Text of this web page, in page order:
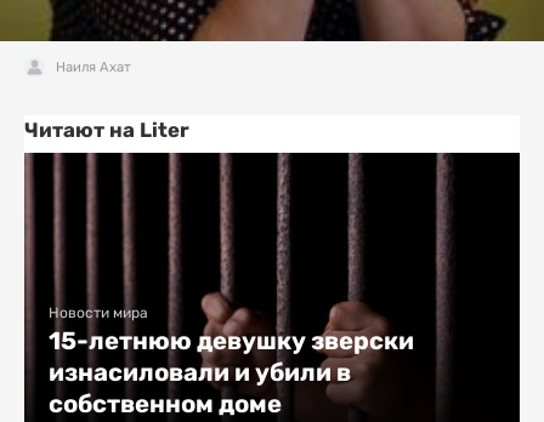
Наиля Ахат
Читают на Liter
Новости мира
15-летнюю девушку зверски
изнасиловали и убили в
собственном доме